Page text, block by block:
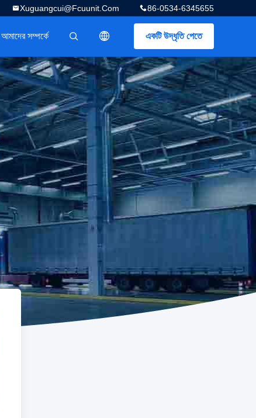
86-0534-6345655
Xuguangcui@fcuunit.com
একটি উদ্ধৃতি পেতে
描述
আমাদের সম্পর্কে